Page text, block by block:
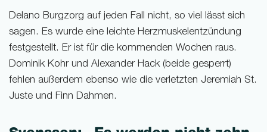
Delano Burgzorg auf jeden Fall nicht, so viel lässt sich
sagen. Es wurde eine leichte Herzmuskelentzündung
festgestellt. Er ist für die kommenden Wochen raus.
Dominik Kohr und Alexander Hack (beide gesperrt)
fehlen außerdem ebenso wie die verletzten Jeremiah St.
Juste und Finn Dahmen.